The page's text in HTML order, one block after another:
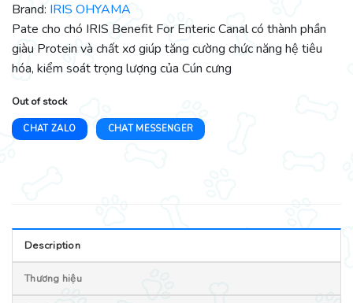
Brand: IRIS OHYAMA
Pate cho chó IRIS Benefit For Enteric Canal có thành phần
giàu Protein và chất xơ giúp tăng cường chức năng hệ tiêu
hóa, kiểm soát trọng lượng của Cún cưng
Out of stock
CHAT ZALO CHAT MESSENGER
Description
Thương hiệu